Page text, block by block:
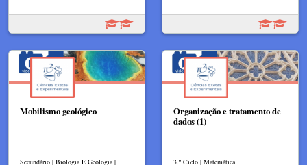
Mobilismo geológico
Secundário | Biologia E Geologia |
Organização e tratamento de
dados (1)
3.º Ciclo | Matemática